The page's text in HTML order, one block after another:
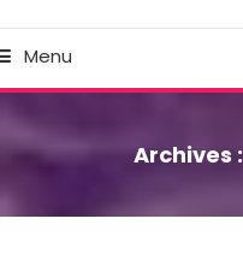
Menu
Archives :